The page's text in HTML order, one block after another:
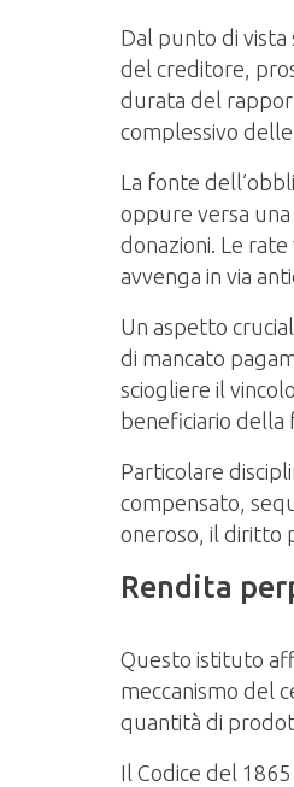
Dal punto di
del creditore,
durata del
complessivo
La fonte
oppure versa
donazioni. Le
avvenga in via
Un aspetto
di mancato
sciogliere il
beneficiario della
Particolare
compensato,
oneroso, il diritto
Rendita
Questo istituto
meccanismo del
quantità di
Il Codice del